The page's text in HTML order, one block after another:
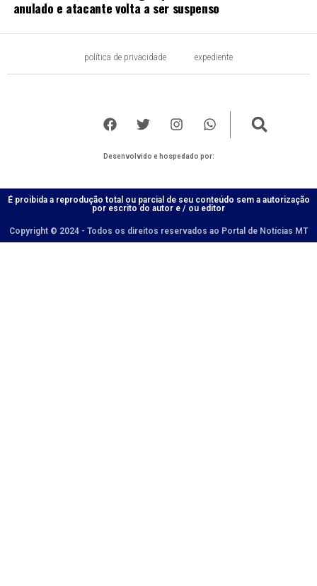
anulado e atacante volta a ser suspenso
política de privacidade expediente
Desenvolvido e hospedado por:
É proibida a reprodução total ou parcial de seu conteúdo sem a autorização
por escrito do autor e / ou editor
Copyright © 2024 - Todos os direitos reservados ao Portal de Notícias MT